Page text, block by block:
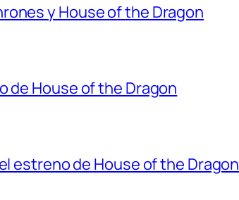
y House of the Dragon
de House of the Dragon
estreno de House of the Dragon